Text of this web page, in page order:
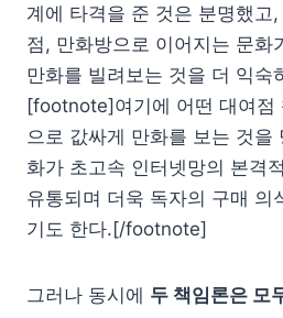
계에 타격을 준 것은 분명했고
점, 만화방으로 이어지는 문화
만화를 빌려보는 것을 더 익숙
[footnote]여기에 어떤 대여점
으로 값싸게 만화를 보는 것을
화가 초고속 인터넷망의 본격
유통되며 더욱 독자의 구매 의
기도 한다.[/footnote]
그러나 동시에 두 책임론은 모